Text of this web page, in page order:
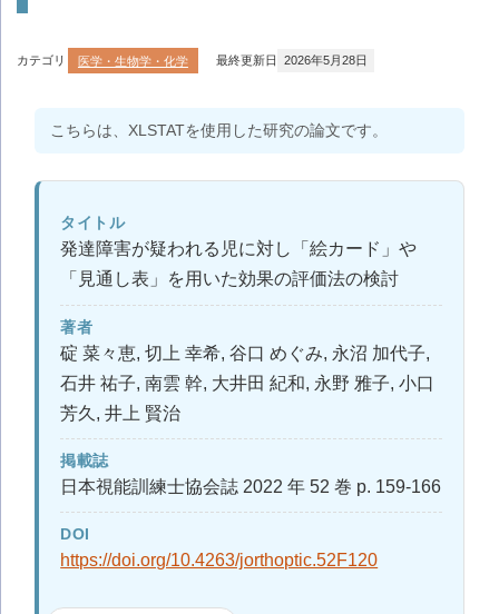
カテゴリ 医学・生物学・化学 最終更新日 2026年5月28日
こちらは、XLSTATを使用した研究の論文です。
タイトル
発達障害が疑われる児に対し「絵カード」や
「見通し表」を用いた効果の評価法の検討
著者
碇 菜々恵, 切上 幸希, 谷口 めぐみ, 永沼 加代子,
石井 祐子, 南雲 幹, 大井田 紀和, 永野 雅子, 小口
芳久, 井上 賢治
掲載誌
日本視能訓練士協会誌 2022 年 52 巻 p. 159-166
DOI
https://doi.org/10.4263/jorthoptic.52F120